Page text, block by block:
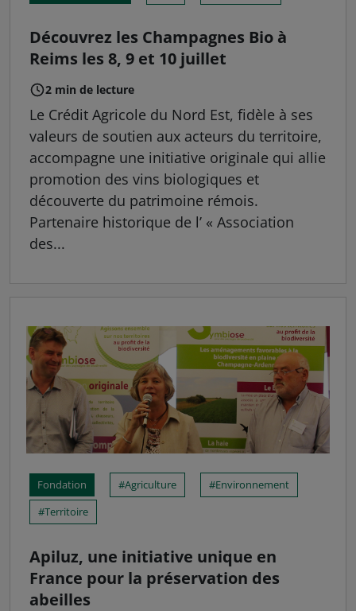
Découvrez les Champagnes Bio à
Reims les 8, 9 et 10 juillet
2 min de lecture
Le Crédit Agricole du Nord Est, fidèle à ses
valeurs de soutien aux acteurs du territoire,
accompagne une initiative originale qui allie
promotion des vins biologiques et
découverte du patrimoine rémois.
Partenaire historique de l’ « Association
des...
Fondation Agriculture
Environnement
Territoire
Apiluz, une initiative unique en
France pour la préservation des
abeilles